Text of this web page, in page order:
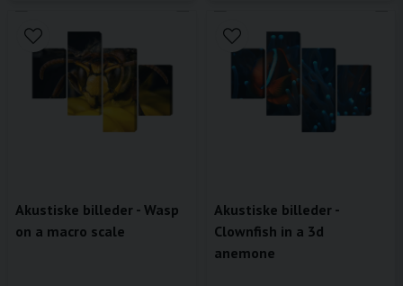
Akustiske billeder - Wasp
on a macro scale
Akustiske billeder -
Clownfish in a 3d
anemone